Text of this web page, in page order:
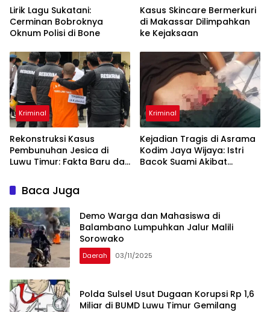
Lirik Lagu Sukatani:
Cerminan Bobroknya
Oknum Polisi di Bone
Kasus Skincare Bermerkuri
di Makassar Dilimpahkan
ke Kejaksaan
Kriminal
Rekonstruksi Kasus
Pembunuhan Jesica di
Luwu Timur: Fakta Baru dan
Kriminal
Kejadian Tragis di Asrama
Kodim Jaya Wijaya: Istri
Bacok Suami Akibat
Baca Juga
Demo Warga dan Mahasiswa di
Balambano Lumpuhkan Jalur Malili
Sorowako
Daerah 03/11/2025
Polda Sulsel Usut Dugaan Korupsi Rp 1,6
Miliar di BUMD Luwu Timur Gemilang